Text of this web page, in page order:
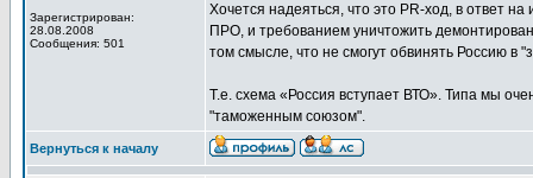
Зарегистрирован:
28.08.2008
Сообщения: 501
Хочется надеяться, что это PR-ход, в ответ
ПРО, и требованием уничтожить
том смысле, что не смогут обвинять Россию в
Т.е. схема «Россия вступает ВТО». Типа мы
"таможенным союзом".
Вернуться к началу